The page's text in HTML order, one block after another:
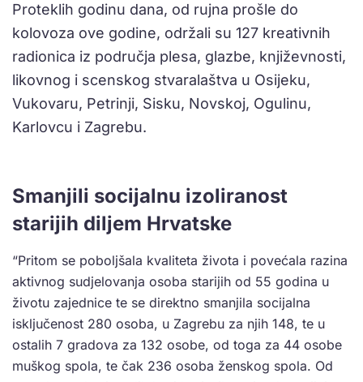
Proteklih godinu dana, od rujna prošle do
kolovoza ove godine, održali su 127 kreativnih
radionica iz područja plesa, glazbe, književnosti,
likovnog i scenskog stvaralaštva u Osijeku,
Vukovaru, Petrinji, Sisku, Novskoj, Ogulinu,
Karlovcu i Zagrebu.
Smanjili socijalnu izoliranost
starijih diljem Hrvatske
“Pritom se poboljšala kvaliteta života i povećala razina
aktivnog sudjelovanja osoba starijih od 55 godina u
životu zajednice te se direktno smanjila socijalna
isključenost 280 osoba, u Zagrebu za njih 148, te u
ostalih 7 gradova za 132 osobe, od toga za 44 osobe
muškog spola, te čak 236 osoba ženskog spola. Od